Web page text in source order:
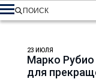
ПОИСК
Марко Рубио
для
23 ИЮЛЯ